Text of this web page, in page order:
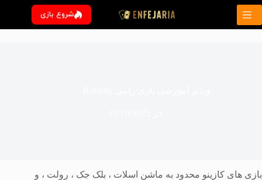
پرش
محتوا
شروع بازی
بازی های کازینو محدود به ماشن اسلات ، بلک جک ، رولت ، و